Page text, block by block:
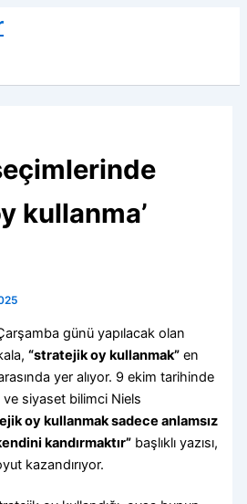
kullanma’
günü yapılacak olan
“stratejik oy kullanmak” en
yer alıyor. 9 ekim tarihinde
siyaset bilimci Niels
oy kullanmak sadece anlamsız
kandırmaktır” başlıklı yazısı,
kazandırıyor.